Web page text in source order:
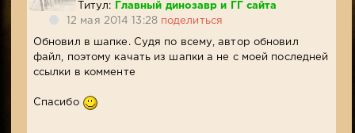
Титул:
Главный динозавр и ГГ сайта
12 мая 2014 13:28 поделиться
Обновил в шапке. Судя по всему, автор обновил
файл, поэтому качать из шапки а не с моей последней
ссылки в комменте
Спасибо